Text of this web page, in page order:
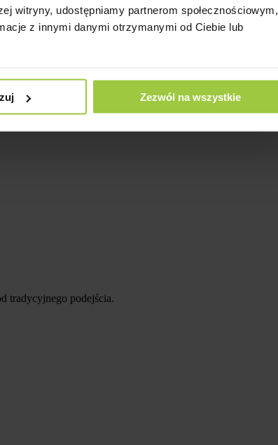
witryny, udostępniamy partnerom społecznościowym,
z innymi danymi otrzymanymi od Ciebie lub
Zezwól na wszystkie
tradycyjnego podejścia.